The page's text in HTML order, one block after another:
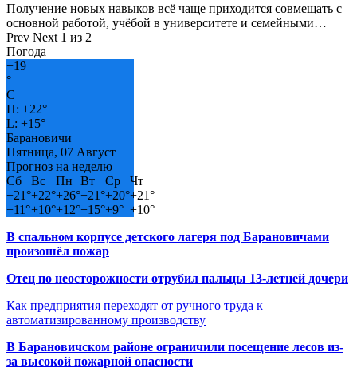
Получение новых навыков всё чаще приходится совмещать с
основной работой, учёбой в университете и семейными…
Prev Next 1 из 2
Погода
+19
°
C
H: +22°
L: +15°
Барановичи
Пятница, 07 Август
Прогноз на неделю
Сб
Вс Пн Вт Ср
Чт
+21°+22°+26°+21°+20°+21°
+11°+10°+12°+15°+9° +10°
В спальном корпусе детского лагеря под Барановичами
произошёл пожар
Отец по неосторожности отрубил пальцы 13-летней дочери
Как предприятия переходят от ручного труда к
автоматизированному производству
В Барановичском районе ограничили посещение лесов из-
за высокой пожарной опасности